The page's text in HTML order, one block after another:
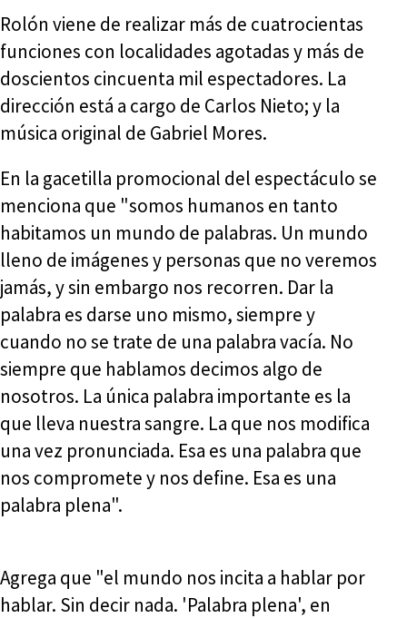
Rolón viene de realizar más de cuatrocientas
funciones con localidades agotadas y más de
doscientos cincuenta mil espectadores. La
dirección está a cargo de Carlos Nieto; y la
música original de Gabriel Mores.
En la gacetilla promocional del espectáculo se
menciona que "somos humanos en tanto
habitamos un mundo de palabras. Un mundo
lleno de imágenes y personas que no veremos
jamás, y sin embargo nos recorren. Dar la
palabra es darse uno mismo, siempre y
cuando no se trate de una palabra vacía. No
siempre que hablamos decimos algo de
nosotros. La única palabra importante es la
que lleva nuestra sangre. La que nos modifica
una vez pronunciada. Esa es una palabra que
nos compromete y nos define. Esa es una
palabra plena".
Agrega que "el mundo nos incita a hablar por
hablar. Sin decir nada. 'Palabra plena', en